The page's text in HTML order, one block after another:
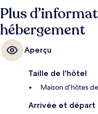
Plus
hébergement
Aperçu
Taille de l'hôtel
Maison d'hôtes
Arrivée et départ